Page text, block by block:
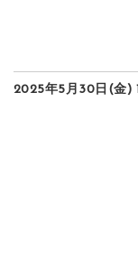
2025年5月30日(金)